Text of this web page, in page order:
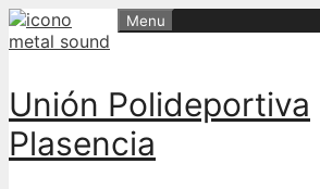
Skip
to
Unión Polideportiva
Plasencia
Menu